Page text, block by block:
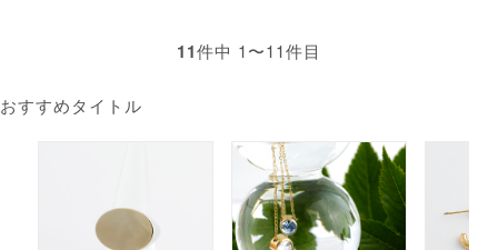
11件中 1〜11件目
おすすめタイトル